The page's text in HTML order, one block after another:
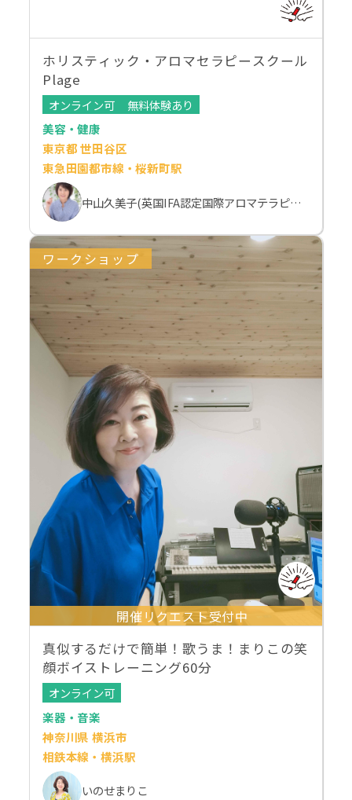
ホリスティック・アロマセラピースクール
Plage
オンライン可
無料体験あり
美容・健康
東京都 世田谷区
東急田園都市線・桜新町駅
中山久美子(英国IFA認定国際アロマテラピスト）
ワークショップ
開催リクエスト受付中
真似するだけで簡単！歌うま！まりこの笑
顔ボイストレーニング60分
オンライン可
楽器・音楽
神奈川県 横浜市
相鉄本線・横浜駅
いのせまりこ